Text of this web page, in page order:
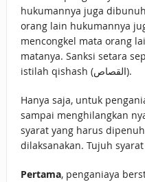
hukumannya juga
orang lain hukumannya
mencongkel mata orang
matanya. Sanksi setara
istilah qishash (القصاص).
Hanya saja, untuk
sampai menghilangkan
syarat yang harus
dilaksanakan. Tujuh
Pertama, penganiaya